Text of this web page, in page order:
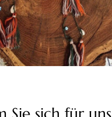
Sie sich für uns